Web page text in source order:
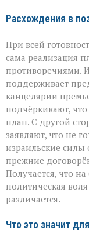
Расхождения в
При всей
сама реализация
противоречиями.
поддерживает
канцелярии
подчёркивают, что
план. С другой
заявляют, что не
израильские силы
прежние
Получается, что
политическая
различается.
Что это значит